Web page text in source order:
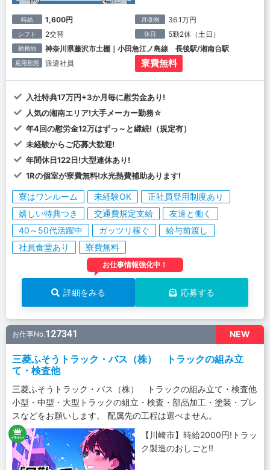
時給 1,600円 月収例 36.1万円
シフト 2交替 休日 5勤2休（土日）
勤務地 神奈川県藤沢市土棚｜小田急江ノ島線 長後駅/湘南台駅
雇用形態 派遣社員 寮費無料
入社特典17万円+3か月毎に慰労金あり!
人気の湘南エリア!大手メーカー勤務☆
年4回の慰労金12万はずっ～と継続!（規定有）
未経験からご応募大歓迎!
年間休日122日!大型連休あり!
1Rの個室が寮費無料!水光熱費補助あります!
寮はワンルーム 未経験OK
正社員登用制度あり
嬉しい特典つき
交通費規定支給
友達と働く
40～50代活躍中
ガッツリ稼ぐ
給与前渡し
社員食堂あり
寮費無料
お仕事情報強化中！
詳細をみる 応募する
NEW
お仕事No.127341
三菱ふそうトラック・バス（株） トラックの組み立
て・検査他
三菱ふそうトラック・バス（株） トラックの組み立て・検査他
小型・中型・大型トラックの組立・検査・部品加工・塗装・プレ
スなどをお願いします。 配属先の工程は選べません。
【川崎市】時給2000円!トラッ
ク製造のおしごと!!